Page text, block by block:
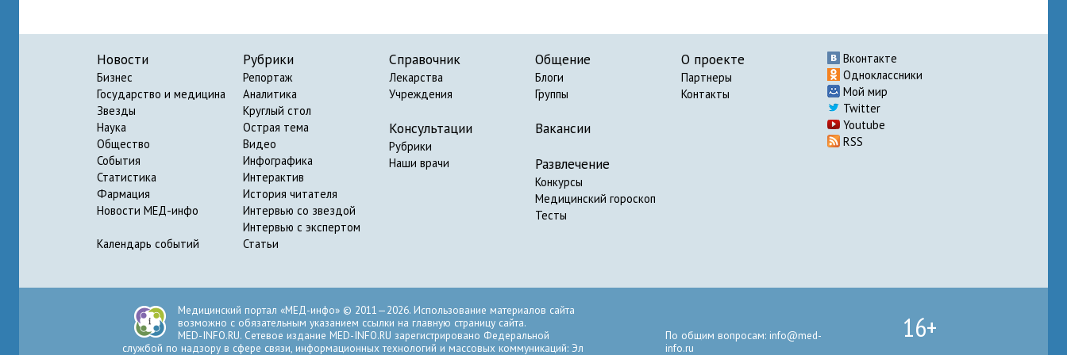
Новости
Бизнес
Государство и медицина
Звезды
Наука
Общество
События
Статистика
Фармация
Новости МЕД-инфо
Календарь событий
Рубрики
Репортаж
Аналитика
Круглый стол
Острая тема
Видео
Инфографика
Интерактив
История читателя
Интервью со звездой
Интервью с экспертом
Статьи
Справочник
Лекарства
Учреждения
Консультации
Рубрики
Наши врачи
Общение
Блоги
Группы
Вакансии
Развлечение
Конкурсы
Медицинский гороскоп
Тесты
О проекте
Партнеры
Контакты
Вконтакте
Одноклассники
Мой мир
Twitter
Youtube
RSS
Медицинский портал «МЕД-инфо» © 2011—2026. Использование материалов сайта
возможно с обязательным указанием ссылки на главную страницу сайта.
MED-INFO.RU. Сетевое издание MED-INFO.RU зарегистрировано Федеральной
службой по надзору в сфере связи, информационных технологий и массовых коммуникаций: Эл
По общим вопросам: info@med-
info.ru
16+